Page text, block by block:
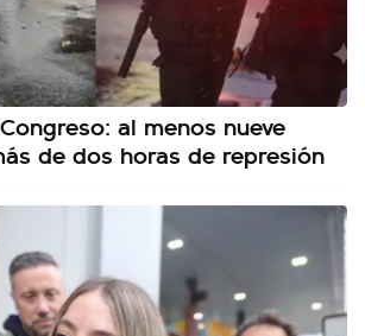
al menos nueve
de dos horas de represión